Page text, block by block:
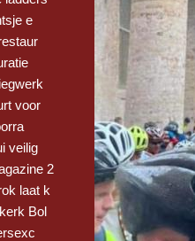
e
voor
veilig
2
laat k
Bol